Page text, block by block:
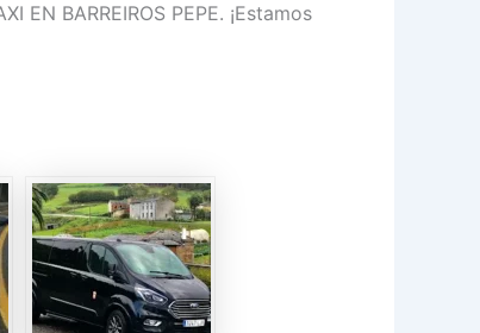
EN BARREIROS PEPE. ¡Estamos